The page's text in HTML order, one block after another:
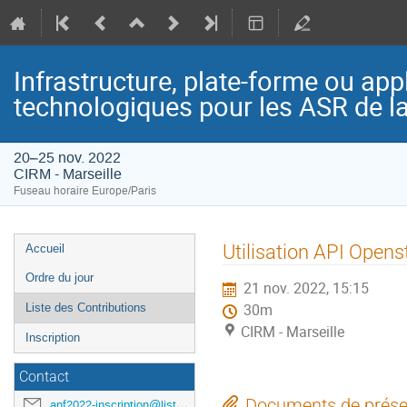
Infrastructure, plate-forme ou
technologiques pour les ASR de
20–25 nov. 2022
CIRM - Marseille
Fuseau horaire Europe/Paris
Menu
de
l'événement
Accueil
Ordre du jour
Liste des Contributions
Inscription
Contact
Utilisation API
21 nov. 2022, 15:15
30m
CIRM - Marseille